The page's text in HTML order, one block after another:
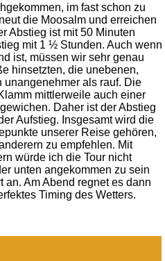
im fast schon zu
die Moosalm und erreichen
Abstieg ist mit 50 Minuten
mit 1 ½ Stunden. Auch wenn
ist, müssen wir sehr genau
hinsetzten, die unebenen,
unangenehmer als rauf. Die
mittlerweile auch einer
Daher ist der Abstieg
Aufstieg. Insgesamt wird die
unserer Reise gehören,
zu empfehlen. Mit
würde ich die Tour nicht
unten angekommen zu sein
an. Am Abend regnet es dann
Timing des Wetters.